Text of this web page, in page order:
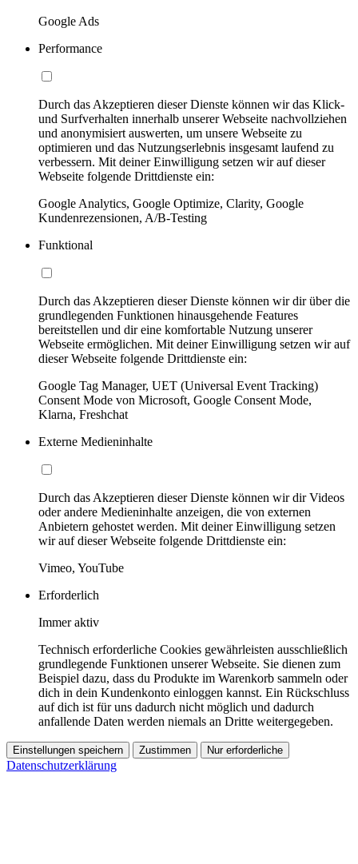
Google Ads
Performance
Durch das Akzeptieren dieser Dienste können wir das Klick-
und Surfverhalten innerhalb unserer Webseite nachvollziehen
und anonymisiert auswerten, um unsere Webseite zu
optimieren und das Nutzungserlebnis insgesamt laufend zu
verbessern. Mit deiner Einwilligung setzen wir auf dieser
Webseite folgende Drittdienste ein:
Google Analytics, Google Optimize, Clarity, Google
Kundenrezensionen, A/B-Testing
Funktional
Durch das Akzeptieren dieser Dienste können wir dir über die
grundlegenden Funktionen hinausgehende Features
bereitstellen und dir eine komfortable Nutzung unserer
Webseite ermöglichen. Mit deiner Einwilligung setzen wir auf
dieser Webseite folgende Drittdienste ein:
Google Tag Manager, UET (Universal Event Tracking)
Consent Mode von Microsoft, Google Consent Mode,
Klarna, Freshchat
Externe Medieninhalte
Durch das Akzeptieren dieser Dienste können wir dir Videos
oder andere Medieninhalte anzeigen, die von externen
Anbietern gehostet werden. Mit deiner Einwilligung setzen
wir auf dieser Webseite folgende Drittdienste ein:
Vimeo, YouTube
Erforderlich
Immer aktiv
Technisch erforderliche Cookies gewährleisten ausschließlich
grundlegende Funktionen unserer Webseite. Sie dienen zum
Beispiel dazu, dass du Produkte im Warenkorb sammeln oder
dich in dein Kundenkonto einloggen kannst. Ein Rückschluss
auf dich ist für uns dadurch nicht möglich und dadurch
anfallende Daten werden niemals an Dritte weitergegeben.
Einstellungen speichern Zustimmen Nur erforderliche
Datenschutzerklärung